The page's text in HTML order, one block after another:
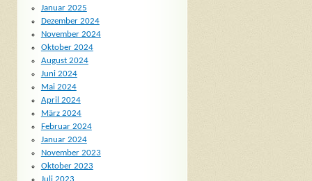
Januar 2025
Dezember 2024
November 2024
Oktober 2024
August 2024
Juni 2024
Mai 2024
April 2024
März 2024
Februar 2024
Januar 2024
November 2023
Oktober 2023